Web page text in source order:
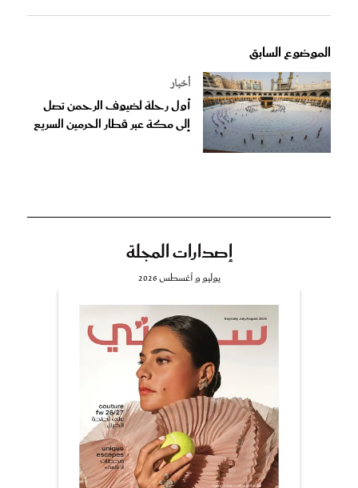
الموضوع السابق
أخبار
أول رحلة لضيوف الرحمن تصل
إلى مكة عبر قطار الحرمين السريع
إصدارات المجلة
يوليو و أغسطس 2026